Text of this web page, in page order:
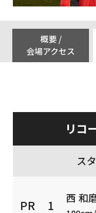
概要 /
会場アクセス
リコ
ス
西 和